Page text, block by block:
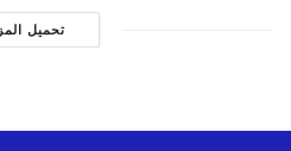
تحميل